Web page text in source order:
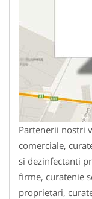
Partenerii nostri
comerciale,
si dezinfectanti
firme, curatenie
proprietari,